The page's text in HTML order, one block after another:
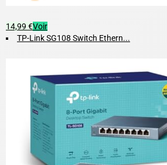
14,99 €Voir
TP-Link SG108 Switch Ethern...